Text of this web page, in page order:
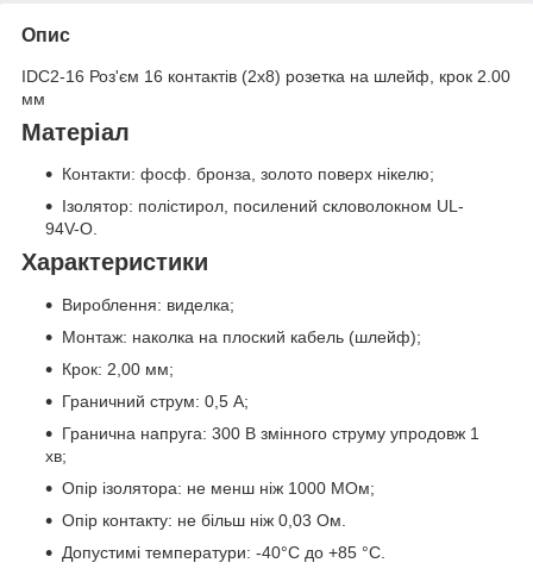
Опис
IDC2-16 Роз'єм 16 контактів (2х8) розетка на шлейф, крок 2.00
мм
Матеріал
Контакти: фосф. бронза, золото поверх нікелю;
Ізолятор: полістирол, посилений скловолокном UL-
94V-O.
Характеристики
Вироблення: виделка;
Монтаж: наколка на плоский кабель (шлейф);
Крок: 2,00 мм;
Граничний струм: 0,5 А;
Гранична напруга: 300 В змінного струму упродовж 1
хв;
Опір ізолятора: не менш ніж 1000 МОм;
Опір контакту: не більш ніж 0,03 Ом.
Допустимі температури: -40°C до +85 °C.